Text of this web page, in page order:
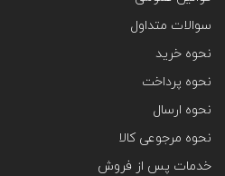
سوالات متداول
نحوه خرید
نحوه پرداخت
نحوه ارسال
نحوه مرجوعی کالا
خدمات پس از فروش